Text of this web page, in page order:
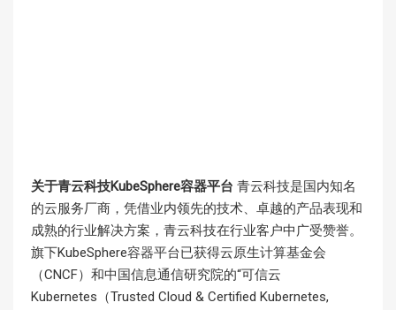
关于青云科技KubeSphere容器平台 青云科技是国内知名
的云服务厂商，凭借业内领先的技术、卓越的产品表现和
成熟的行业解决方案，青云科技在行业客户中广受赞誉。
旗下KubeSphere容器平台已获得云原生计算基金会
（CNCF）和中国信息通信研究院的“可信云
Kubernetes（Trusted Cloud & Certified Kubernetes,